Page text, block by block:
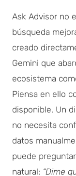
Ask Advisor no
búsqueda
creado
Gemini que
ecosistema
Piensa en ello
disponible. Un
no necesita
datos
puede
natural: “Dime